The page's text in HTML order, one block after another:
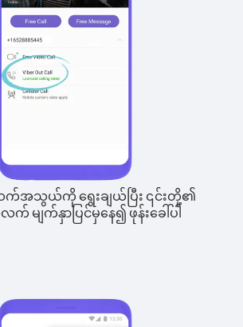
က်အသွယ်ကို ရွေးချယ်ပြီး ၎င်းတို့၏
မျက်နှာပြင်မှနေ၍ ဖုန်းခေါ်ပါ